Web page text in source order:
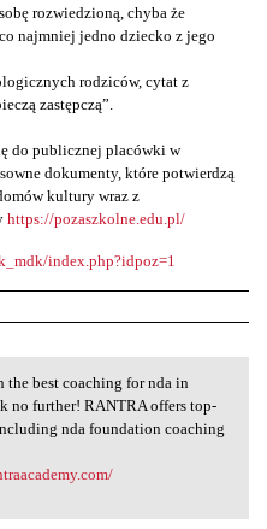
rozwiedzioną, chyba że
najmniej jedno dziecko z jego
rodziców, cytat z
zastępczą”.
do publicznej placówki w
dokumenty, które potwierdzą
kultury wraz z
https://pozaszkolne.edu.pl/
index.php?idpoz=1
the best
best coaching for nda in
no further! RANTRA offers top-
nda foundation coaching